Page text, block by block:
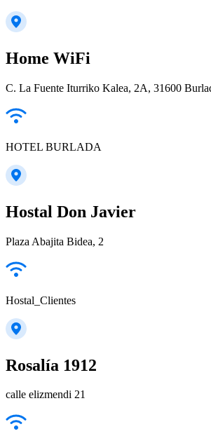
Home WiFi
C. La Fuente Iturriko Kalea, 2A, 31600
HOTEL BURLADA
Hostal Don Javier
Plaza Abajita Bidea, 2
Hostal_Clientes
Rosalía 1912
calle elizmendi 21